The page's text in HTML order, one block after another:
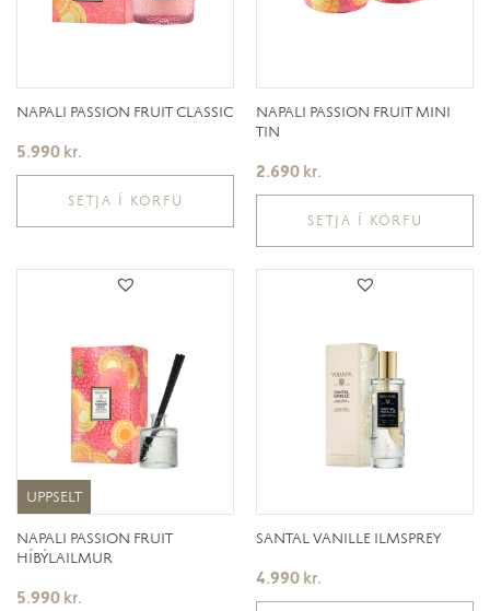
NAPALI PASSION FRUIT CLASSIC
5.990 kr.
SETJA Í KÖRFU
NAPALI PASSION FRUIT MINI
TIN
2.690 kr.
SETJA Í KÖRFU
UPPSELT
UPPSELT
NAPALI PASSION FRUIT
HÍBÝLAILMUR
5.990 kr.
SANTAL VANILLE ILMSPREY
4.990 kr.